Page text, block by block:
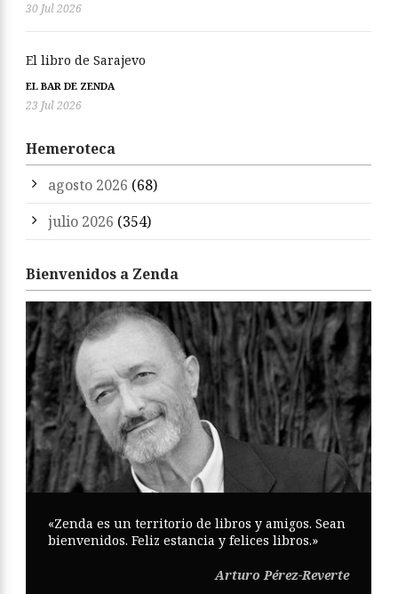
30 Jul 2026
El libro de Sarajevo
EL BAR DE ZENDA
23 Jul 2026
Hemeroteca
agosto 2026 (68)
julio 2026 (354)
Bienvenidos a Zenda
«Zenda es un territorio de libros y amigos. Sean
bienvenidos. Feliz estancia y felices libros.»
Arturo Pérez-Reverte